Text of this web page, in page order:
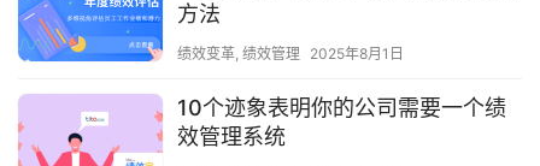
方法
绩效变革, 绩效管理 2025年8月1日
10个迹象表明你的公司需要一个绩
效管理系统